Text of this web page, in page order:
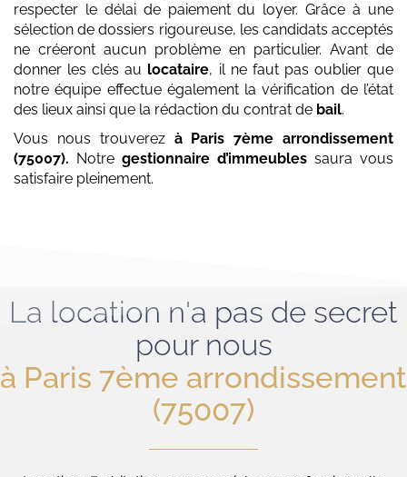
respecter le délai de paiement du loyer. Grâce à une
sélection de dossiers rigoureuse, les candidats acceptés
ne créeront aucun problème en particulier. Avant de
donner les clés au locataire, il ne faut pas oublier que
notre équipe effectue également la vérification de l’état
des lieux ainsi que la rédaction du contrat de bail.
Vous nous trouverez à Paris 7ème arrondissement
(75007). Notre gestionnaire d’immeubles saura vous
satisfaire pleinement.
La location n'a pas de secret
pour nous
à Paris 7ème arrondissement
(75007)